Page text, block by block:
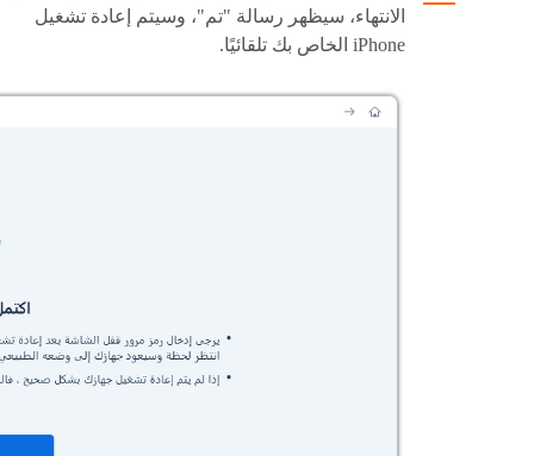
الانتهاء، سيظهر رسالة "تم"، وسيتم إعادة تشغيل
iPhone الخاص بك تلقائيًا.